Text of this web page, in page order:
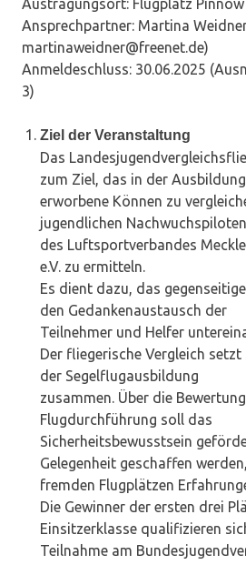
Austragungsort: Flugplatz Pinnow
Ansprechpartner: Martina
martinaweidner@freenet.de)
Anmeldeschluss: 30.06.2025
3)
Ziel der Veranstaltung
Das
zum Ziel, das in der Ausbildung
erworbene Können zu
jugendlichen Nachwuchspiloten
des Luftsportverbandes
e.V. zu ermitteln.
Es dient dazu, das
den Gedankenaustausch der
Teilnehmer und Helfer
Der fliegerische Vergleich setzt
der Segelflugausbildung
zusammen. Über die
Flugdurchführung soll das
Sicherheitsbewusstsein
Gelegenheit geschaffen
fremden Flugplätzen
Die Gewinner der ersten drei
Einsitzerklasse qualifizieren
Teilnahme am